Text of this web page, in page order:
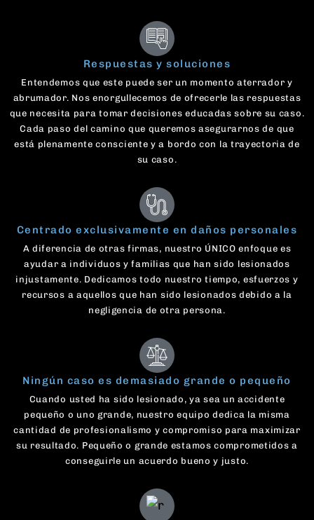
Respuestas y soluciones
Entendemos que este puede ser un momento aterrador y
abrumador. Nos enorgullecemos de ofrecerle las respuestas
que necesita para tomar decisiones educadas sobre su caso.
Cada paso del camino que queremos asegurarnos de que
está plenamente consciente y a bordo con la trayectoria de
su caso.
Centrado exclusivamente en daños personales
A diferencia de otras firmas, nuestro ÚNICO enfoque es
ayudar a individuos y familias que han sido lesionados
injustamente. Dedicamos todo nuestro tiempo, esfuerzos y
recursos a aquellos que han sido lesionados debido a la
negligencia de otra persona.
Ningún caso es demasiado grande o pequeño
Cuando usted ha sido lesionado, ya sea un accidente
pequeño o uno grande, nuestro equipo dedica la misma
cantidad de profesionalismo y compromiso para maximizar
su resultado. Pequeño o grande estamos comprometidos a
conseguirle un acuerdo bueno y justo.